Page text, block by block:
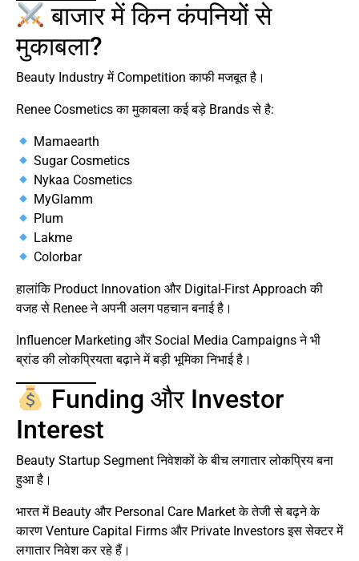
बाजार में किन कंपनियों से
मुकाबला?
Beauty Industry में Competition काफी मजबूत है।
Renee Cosmetics का मुकाबला कई बड़े Brands से है:
Mamaearth
Sugar Cosmetics
Nykaa Cosmetics
MyGlamm
Plum
Lakme
Colorbar
हालांकि Product Innovation और Digital-First Approach की
वजह से Renee ने अपनी अलग पहचान बनाई है।
Influencer Marketing और Social Media Campaigns ने भी
ब्रांड की लोकप्रियता बढ़ाने में बड़ी भूमिका निभाई है।
Funding और Investor
Interest
Beauty Startup Segment निवेशकों के बीच लगातार लोकप्रिय बना
हुआ है।
भारत में Beauty और Personal Care Market के तेजी से बढ़ने के
कारण Venture Capital Firms और Private Investors इस सेक्टर में
लगातार निवेश कर रहे हैं।